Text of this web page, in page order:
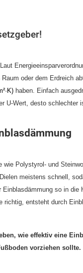
oder dem Erdreich
haben. Einfach
U-Wert, desto schlechter
Polystyrol- und
meistens schnell,
so in
entsteht durch
wie effektiv eine
vorziehen sollte.